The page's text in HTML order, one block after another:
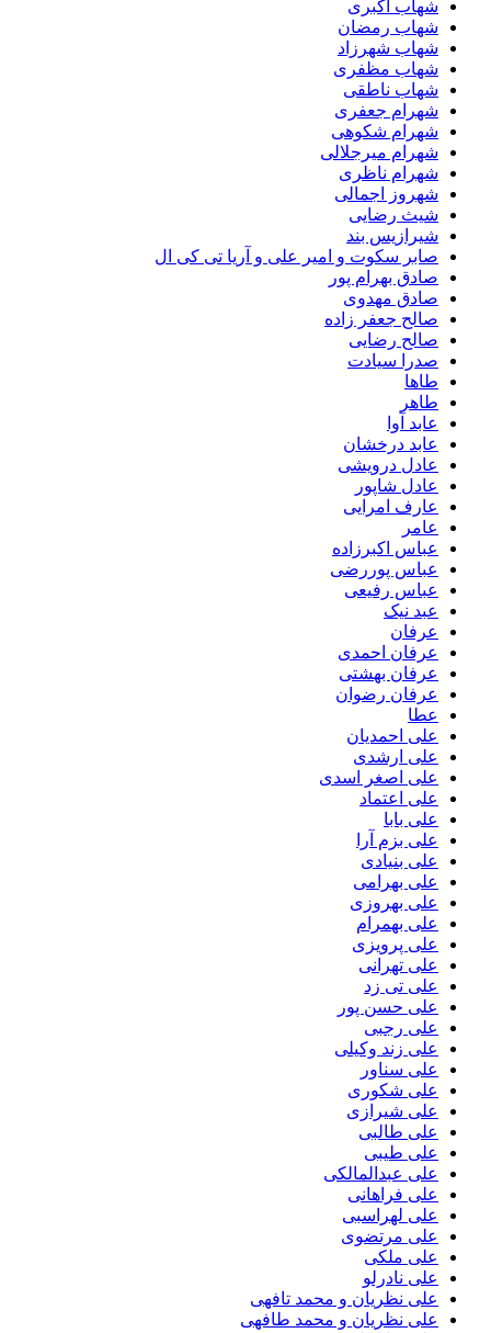
شهاب اکبری
شهاب رمضان
شهاب شهرزاد
شهاب مظفری
شهاب ناطقی
شهرام جعفری
شهرام شکوهی
شهرام میرجلالی
شهرام ناظری
شهروز اجمالی
شیث رضایی
شیرازیس بند
صابر سکوت و امیر علی و آریا تی کی ال
صادق بهرام پور
صادق مهدوی
صالح جعفر زاده
صالح رضایی
صدرا سیادت
طاها
طاهر
عابد آوا
عابد درخشان
عادل درویشی
عادل شاپور
عارف امرایی
عامر
عباس اکبرزاده
عباس پوررضی
عباس رفیعی
عبد نیک
عرفان
عرفان احمدی
عرفان بهشتی
عرفان رضوان
عطا
علی احمدیان
علی ارشدی
علی اصغر اسدی
علی اعتماد
علی بابا
علی بزم آرا
علی بنیادی
علی بهرامی
علی بهروزی
علی بهمرام
علی پرویزی
علی تهرانی
علی تی زد
علی حسن پور
علی رجبی
علی زند وکیلی
علی سناور
علی شکوری
علی شیرازی
علی طالبی
علی طیبی
علی عبدالمالکی
علی فراهانی
علی لهراسبی
علی مرتضوی
علی ملکی
علی نادرلو
علی نظریان و محمد تافهی
علی نظریان و محمد طافهی